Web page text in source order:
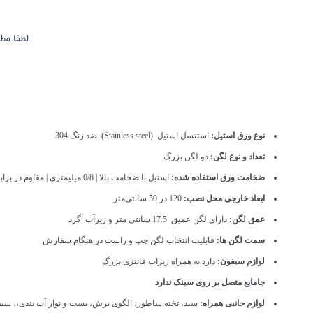
نوع ورق استیل: استنسل استیل (Stainless steel) ضد زنگ 304
تعداد و نوع لگن: دو لگن بزرگ
ضخامت ورق استفاده شده: استیل با ضخامت بالا | 0/8 میلیمتری | مقاوم در برابر ضربه، خوردگی و گرما | جاذب صدا
ابعاد خارجی محل نصب:
عمق لگن: دارای لگن عمیق 17.5 سانتی متر و زیرآب گرد
سمت لگن ها: قابلیت انتخاب لگن چپ و راست در هنگام سفارش
لوازم سیفون: دارد به همراه زیراب فانتزی بزرگ
جامایع متصل بر روی سینک ندارد
لوازم جانبی همراه: سبد، تخته ساطور، الگوی برش، بست و نوار آب بندی،،